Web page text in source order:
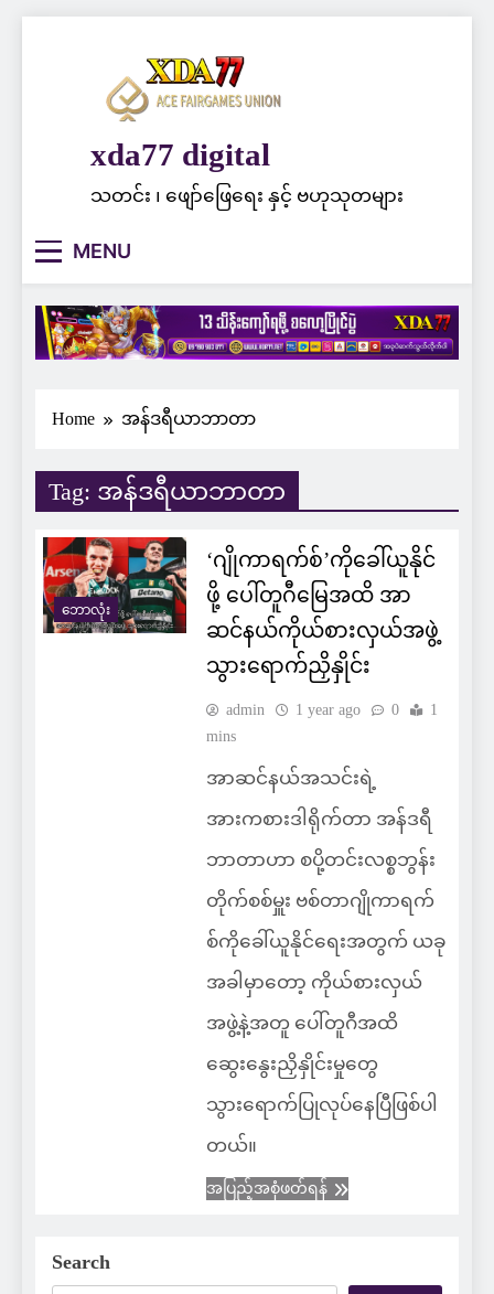
xda77 digital
သတင်း ၊ ဖျော်ဖြေရေး နှင့် ဗဟုသုတများ
MENU
Home အန်ဒရီယာဘာတာ
Tag: အန်ဒရီယာဘာတာ
ဘောလုံး
‘ဂျိုကာရက်စ်’ကိုခေါ်ယူနိုင်
ဖို့ ပေါ်တူဂီမြေအထိ အာ
ဆင်နယ်ကိုယ်စားလှယ်အဖွဲ့
သွားရောက်ညှိနှိုင်း
admin 1 year ago 0
1
mins
အာဆင်နယ်အသင်းရဲ့
အားကစားဒါရိုက်တာ အန်ဒရီ
ဘာတာဟာ စပို့တင်းလစ္စဘွန်း
တိုက်စစ်မှူး ဗစ်တာဂျိုကာရက်
စ်ကိုခေါ်ယူနိုင်ရေးအတွက် ယခု
အခါမှာတော့ ကိုယ်စားလှယ်
အဖွဲ့နဲ့အတူ ပေါ်တူဂီအထိ
ဆွေးနွေးညှိနှိုင်းမှုတွေ
သွားရောက်ပြုလုပ်နေပြီဖြစ်ပါ
တယ်။
အပြည့်အစုံဖတ်ရန်
Search